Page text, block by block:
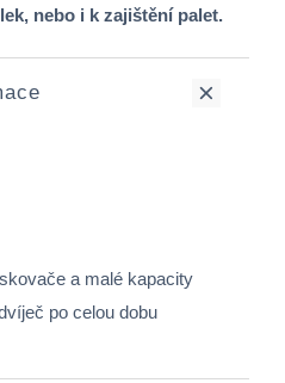
nebo i k zajištění palet.
a malé kapacity
po celou dobu